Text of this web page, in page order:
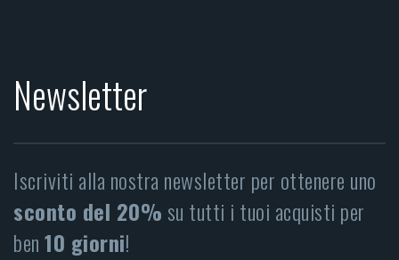
Newsletter
Iscriviti alla nostra newsletter per ottenere uno
sconto del 20%su tutti i tuoi acquisti per
ben10 giorni!